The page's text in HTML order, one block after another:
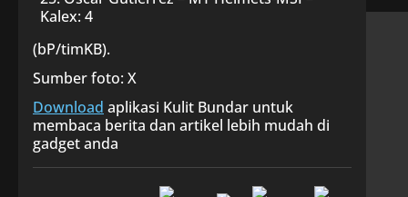
Kalex: 4
(bP/timKB).
Sumber foto: X
Download aplikasi Kulit Bundar untuk
membaca berita dan artikel lebih mudah di
gadget anda